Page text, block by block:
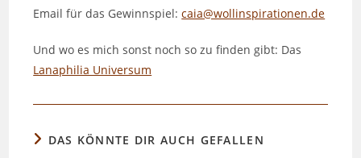
Email für das Gewinnspiel:caia@wollinspirationen.de
Und wo es mich sonst noch so zu finden gibt: Das
Lanaphilia Universum
DAS KÖNNTE DIR AUCH GEFALLEN